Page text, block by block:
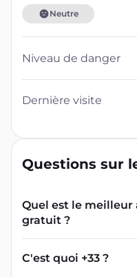
Neutre
Niveau de danger
Dernière visite
Questions sur
Quel est le meilleur
gratuit ?
France Verif inclut
recherche de
et gratuite pour
C'est quoi +33 ?
L'indicatif +33 est le